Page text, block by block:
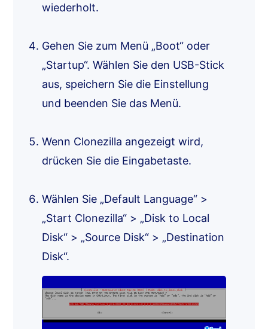
wiederholt.
Gehen Sie zum Menü „Boot“ oder
„Startup“. Wählen Sie den USB-Stick
aus, speichern Sie die Einstellung
und beenden Sie das Menü.
Wenn Clonezilla angezeigt wird,
drücken Sie die Eingabetaste.
Wählen Sie „Default Language“ >
„Start Clonezilla“ > „Disk to Local
Disk“ > „Source Disk“ > „Destination
Disk“.